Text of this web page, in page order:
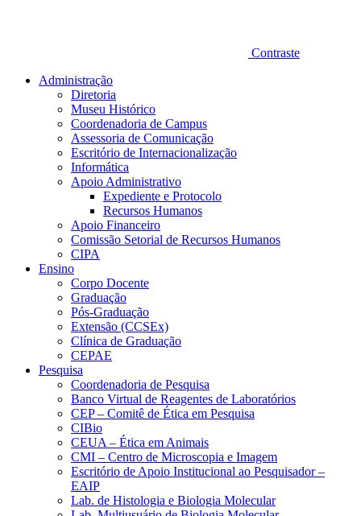
Contraste
Administração
Diretoria
Museu Histórico
Coordenadoria de Campus
Assessoria de Comunicação
Escritório de Internacionalização
Informática
Apoio Administrativo
Expediente e Protocolo
Recursos Humanos
Apoio Financeiro
Comissão Setorial de Recursos Humanos
CIPA
Ensino
Corpo Docente
Graduação
Pós-Graduação
Extensão (CCSEx)
Clínica de Graduação
CEPAE
Pesquisa
Coordenadoria de Pesquisa
Banco Virtual de Reagentes de Laboratórios
CEP – Comitê de Ética em Pesquisa
CIBio
CEUA – Ética em Animais
CMI – Centro de Microscopia e Imagem
Escritório de Apoio Institucional ao Pesquisador –
EAIP
Lab. de Histologia e Biologia Molecular